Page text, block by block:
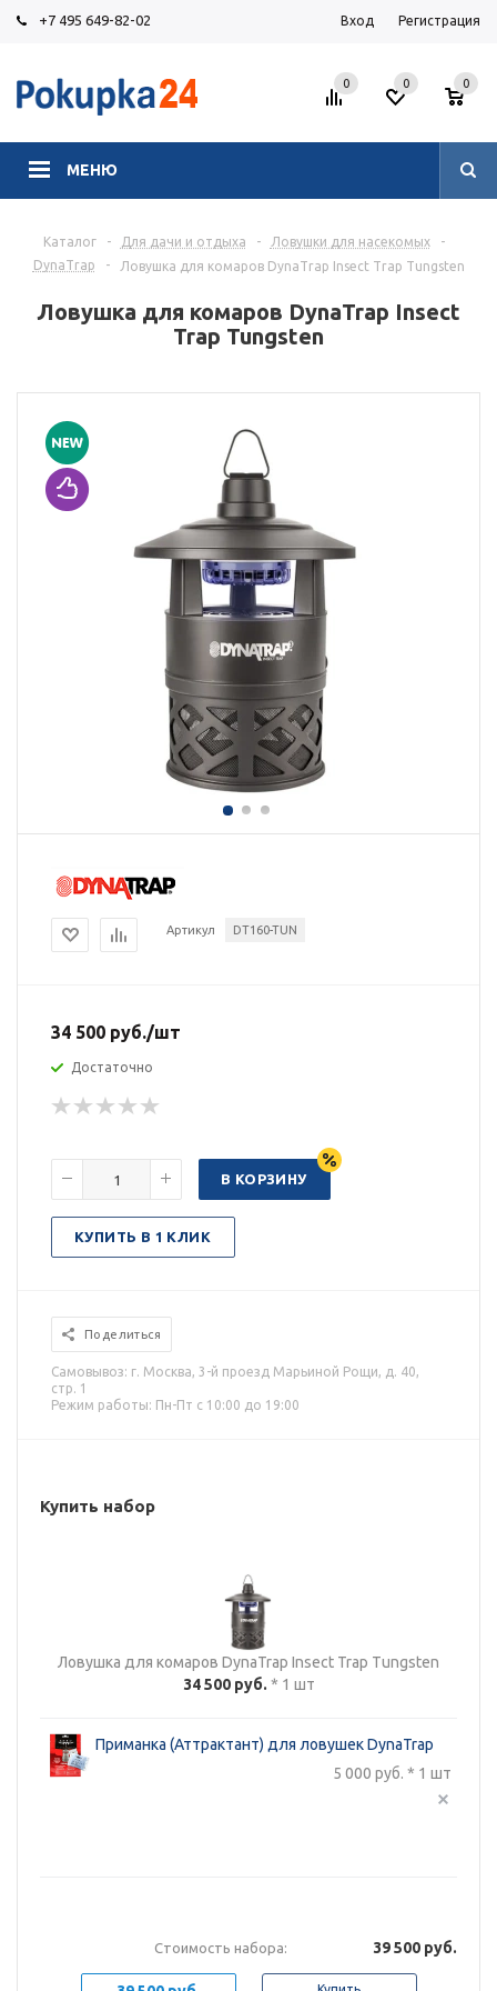
+7 495 649-82-02 Вход Регистрация
МЕНЮ
0 0
0
Каталог - Для дачи и отдыха - Ловушки для насекомых
-
DynaTrap
- Ловушка для комаров DynaTrap Insect Trap Tungsten
Ловушка для комаров DynaTrap Insect
Trap Tungsten
Артикул DT160-TUN
34 500 руб./шт
Достаточно
В КОРЗИНУ
КУПИТЬ В 1 КЛИК
Поделиться
Самовывоз: г. Москва, 3-й проезд Марьиной Рощи, д. 40,
стр. 1
Режим работы: Пн-Пт с 10:00 до 19:00
Купить набор
Ловушка для комаров DynaTrap Insect Trap Tungsten
34 500 руб. * 1 шт
Приманка (Аттрактант) для ловушек DynaTrap
5 000 руб. * 1 шт
Стоимость набора: 39 500 руб.